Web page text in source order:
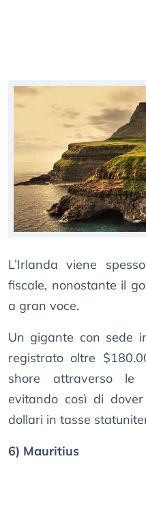
L’Irlanda viene
fiscale, nonostante il
a gran voce.
Un gigante con sede
registrato oltre
shore attraverso le
evitando così di
dollari in tasse
6) Mauritius